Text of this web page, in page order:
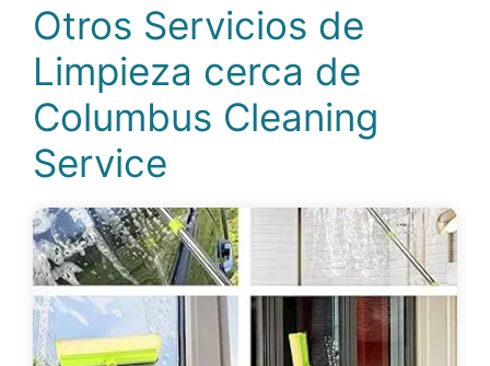
Otros Servicios de
Limpieza cerca de
Columbus Cleaning
Service